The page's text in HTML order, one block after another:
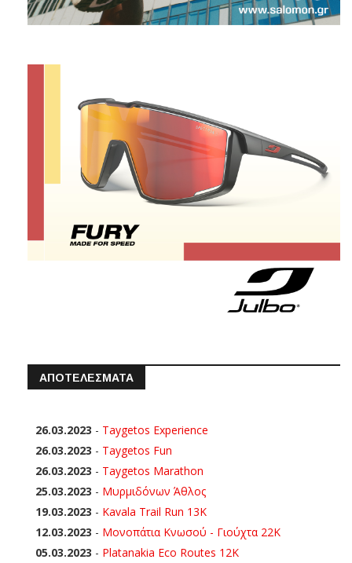
ΑΠΟΤΕΛΕΣΜΑΤΑ
26.03.2023 - Taygetos Experience
26.03.2023 - Taygetos Fun
26.03.2023 - Taygetos Marathon
25.03.2023 - Μυρμιδόνων Άθλος
19.03.2023 - Kavala Trail Run 13K
12.03.2023 - Μονοπάτια Κνωσού - Γιούχτα 22Κ
05.03.2023 - Platanakia Eco Routes 12K